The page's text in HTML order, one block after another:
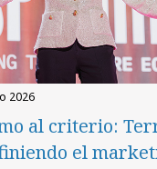
2026
al criterio:
el